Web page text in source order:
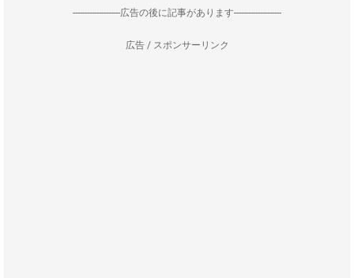
--------------------広告の後に記事があります--------------------
広告 / スポンサーリンク